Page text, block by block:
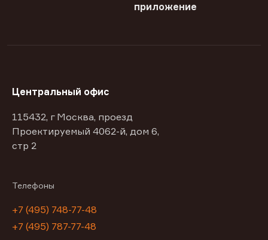
приложение
Центральный офис
115432, г Москва, проезд
Проектируемый 4062-й, дом 6,
стр 2
Телефоны
+7 (495) 748-77-48
+7 (495) 787-77-48